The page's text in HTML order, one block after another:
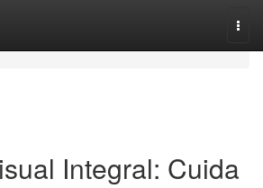
Integral: Cuida